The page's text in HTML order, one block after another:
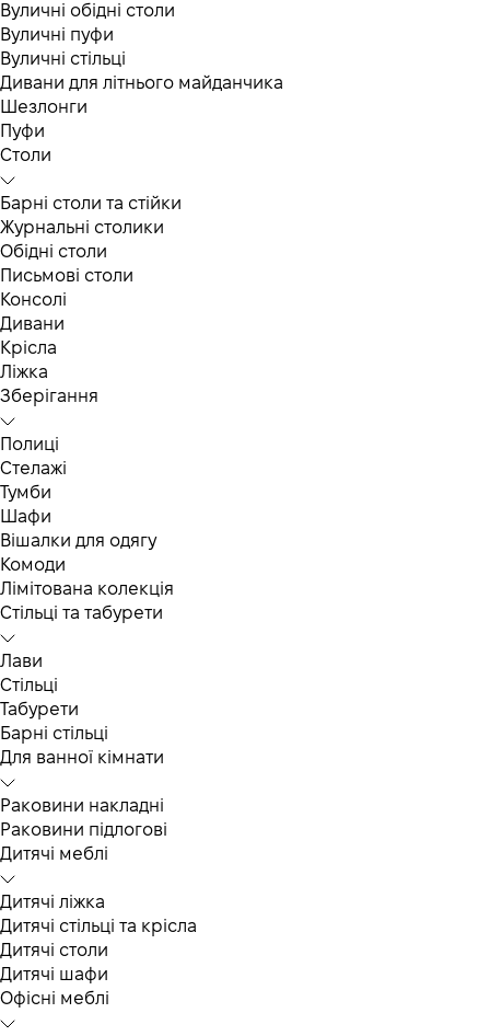
Вуличні обідні столи
Вуличні пуфи
Вуличні стільці
Дивани для літнього майданчика
Шезлонги
Пуфи
Столи
Барні столи та стійки
Журнальні столики
Обідні столи
Письмові столи
Консолі
Дивани
Крісла
Ліжка
Зберігання
Полиці
Стелажі
Тумби
Шафи
Вішалки для одягу
Комоди
Лімітована колекція
Стільці та табурети
Лави
Стільці
Табурети
Барні стільці
Для ванної кімнати
Раковини накладні
Раковини підлогові
Дитячі меблі
Дитячі ліжка
Дитячі стільці та крісла
Дитячі столи
Дитячі шафи
Офісні меблі